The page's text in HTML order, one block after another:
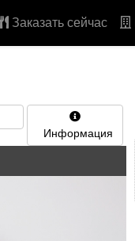
Заказать сейчас
Информация